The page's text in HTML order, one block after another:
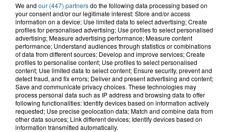
8h21
Même durant les vacances,
Mouv’enfants Dunkerque se mobilise
7h53
Tardinghen : une femme de 75 ans
réanimée après une noyade
We and our (447) partnersdo the following data processing based on
your consent and/or our legitimate interest: Store and/or access
information on a device; Use limited data to select advertising; Create
profiles for personalised advertising; Use profiles to select personalised
advertising; Measure advertising performance; Measure content
performance; Understand audiences through statistics or combinations
of data from different sources; Develop and improve services; Create
profiles to personalise content; Use profiles to select personalised
content; Use limited data to select content; Ensure security, prevent and
detect fraud, and fix errors; Deliver and present advertising and content;
Save and communicate privacy choices. These technologies may
process personal data such as IP address and browsing data to offer
following functionalities: Identify devices based on information actively
requested; Use precise geolocation data; Match and combine data from
other data sources; Link different devices; Identify devices based on
information transmitted automatically.